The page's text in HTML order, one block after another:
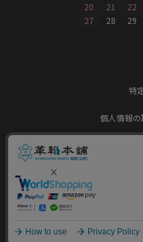
20
21 22
27
28 29
特
個人情報